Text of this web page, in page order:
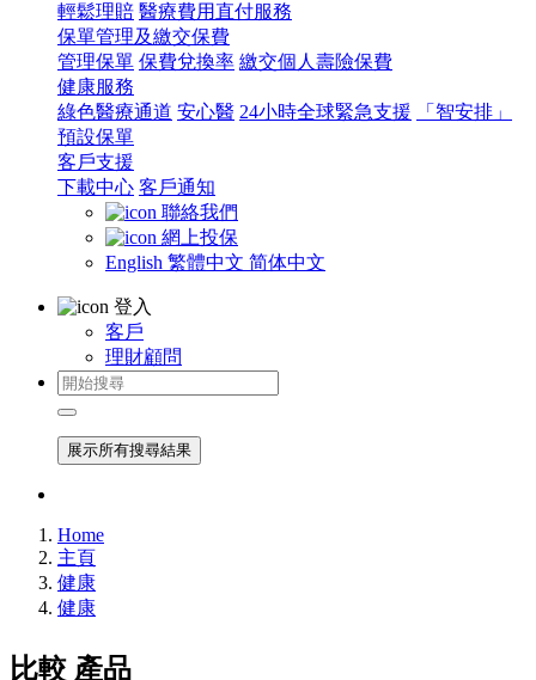
輕鬆理賠 醫療費用直付服務
保單管理及繳交保費
管理保單 保費兌換率 繳交個人壽險保費
健康服務
綠色醫療通道 安心醫 24小時全球緊急支援
「智安排」
預設保單
客戶支援
下載中心 客戶通知
聯絡我們
網上投保
English 繁體中文 简体中文
登入
客戶
理財顧問
展示所有搜尋結果
Home
主頁
健康
健康
比較 產品